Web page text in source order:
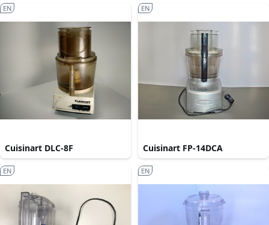
Cuisinart DLC-8F
EN
Cuisinart FP-14DCA
EN
EN EN